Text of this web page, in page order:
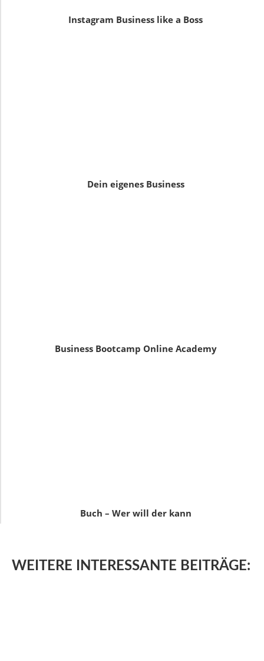
Instagram Business like a Boss
Dein eigenes Business
Business Bootcamp Online Academy
Buch – Wer will der kann
WEITERE INTERESSANTE BEITRÄGE: